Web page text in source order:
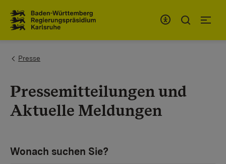
You are here:
Presse
Pressemitteilungen und
Aktuelle Meldungen
Wonach suchen Sie?